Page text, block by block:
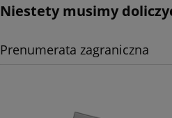
Niestety musimy
Prenumerata zagraniczna